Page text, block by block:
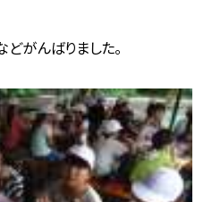
がんばりました。